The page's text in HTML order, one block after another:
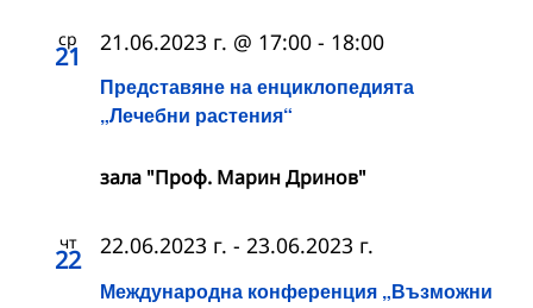
ср
21
Представяне на енциклопедията
„Лечебни растения“
21.06.2023 г. @ 17:00 - 18:00
зала "Проф. Марин Дринов"
чт
22
Международна конференция „Възможни
22.06.2023 г. - 23.06.2023 г.